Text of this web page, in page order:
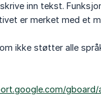
inn tekst.
er merket med et
ikke støtter alle
gboard/